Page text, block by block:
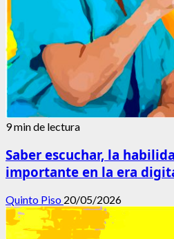
9 min de lectura
Saber escuchar, la
importante en la era
Quinto Piso 20/05/2026